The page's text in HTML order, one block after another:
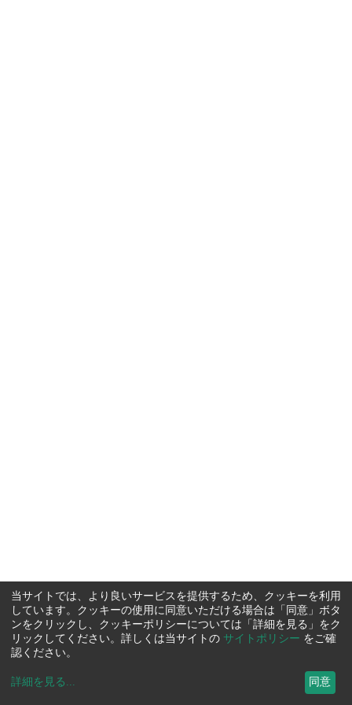
当サイトでは、より良いサービスを提供するため、クッキーを利用
しています。クッキーの使用に同意いただける場合は「同意」ボタ
ンをクリックし、クッキーポリシーについては「詳細を見る」をク
リックしてください。詳しくは当サイトの サイトポリシー をご確
認ください。
詳細を見る ... 同意